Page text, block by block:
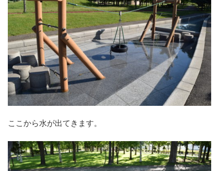
ここから水が出てきます。